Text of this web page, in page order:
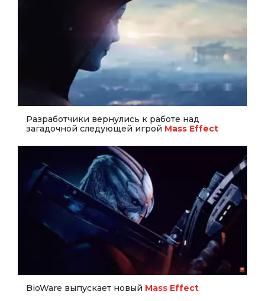
Разработчики вернулись к работе над
загадочной следующей игрой Mass Effect
BioWare выпускает новый Mass Effect